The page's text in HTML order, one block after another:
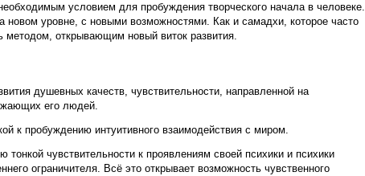
условием для пробуждения творческого начала в человеке.
новом уровне, с новыми возможностями. Как и самадхи, которое часто
методом, открывающим новый виток развития.
душевных качеств, чувствительности, направленной на
его людей.
к пробуждению интуитивного взаимодействия с миром.
чувствительности к проявлениям своей психики и психики
ограничителя. Всё это открывает возможность чувственного